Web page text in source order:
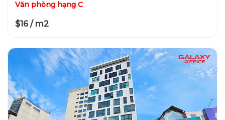
Văn phòng hạng C
$16 / m2